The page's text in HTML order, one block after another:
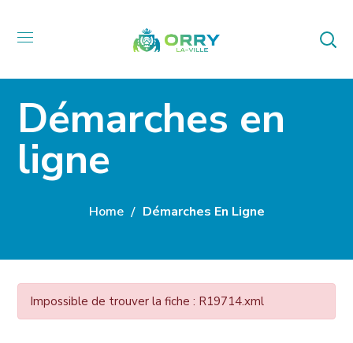
Démarches en
ligne
Home Démarches En Ligne
Impossible de trouver la fiche : R19714.xml